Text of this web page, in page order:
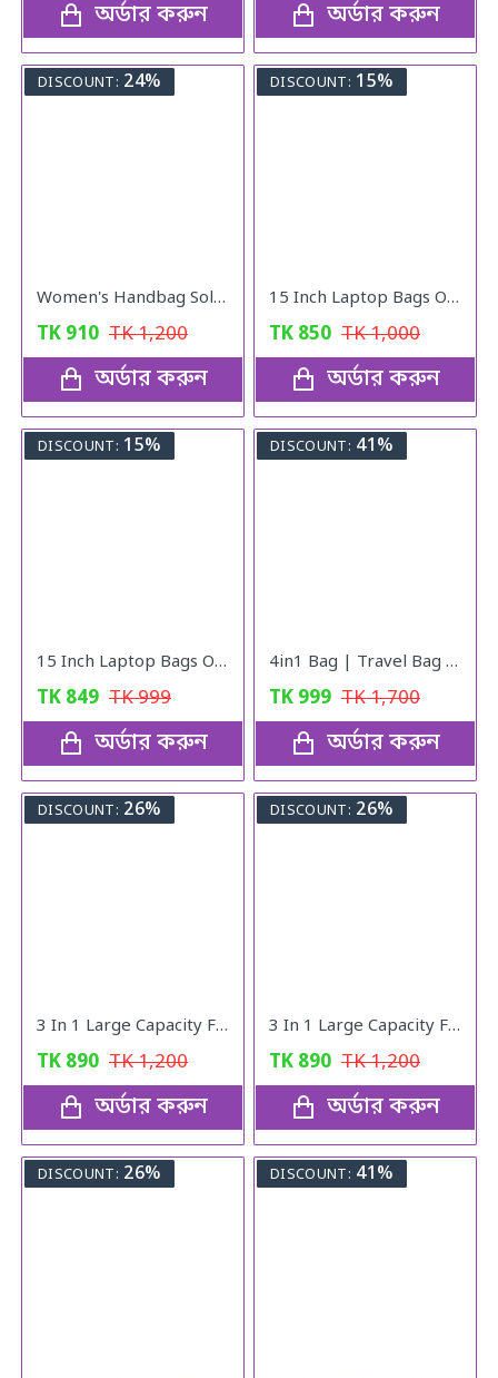
অর্ডার করুন অর্ডার করুন
DISCOUNT: 24%
Women's Handbag Solid ( pink colour )
TK 910 TK1,200
অর্ডার করুন
DISCOUNT: 15%
15 Inch Laptop Bags Office Documents Storage Bag Travel ( gray )
TK 850 TK1,000
অর্ডার করুন
DISCOUNT: 15%
15 Inch Laptop Bags Office Documents Storage Bag Travel ( Blue )
TK 849 TK999
অর্ডার করুন
DISCOUNT: 41%
4in1 Bag | Travel Bag | Gym Bag | Carry Shoe | V10
TK 999 TK1,700
অর্ডার করুন
DISCOUNT: 26%
3 In 1 Large Capacity Foldable Travel Bag pink
TK 890 TK1,200
অর্ডার করুন
DISCOUNT: 26%
3 In 1 Large Capacity Foldable Travel Bag
TK 890 TK1,200
অর্ডার করুন
DISCOUNT: 26% DISCOUNT: 41%